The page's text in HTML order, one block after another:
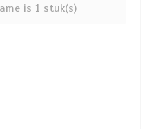
is 1 stuk(s)